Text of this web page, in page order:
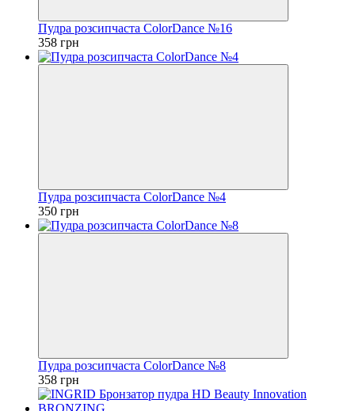
Пудра розсипчаста ColorDance №16
358 грн
Пудра розсипчаста ColorDance №4
350 грн
Пудра розсипчаста ColorDance №8
358 грн